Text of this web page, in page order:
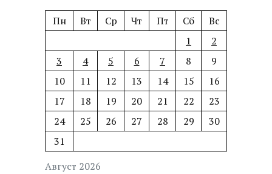
Август 2026
Пн Вт Ср Чт Пт Сб
Вс
1
2
3
4 5 6 7 8
9
10
11 12 13 14 15
16
17
18 19 20 21 22
23
24
25 26 27 28 29
30
31